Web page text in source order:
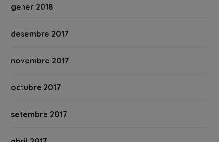
gener 2018
desembre 2017
novembre 2017
octubre 2017
setembre 2017